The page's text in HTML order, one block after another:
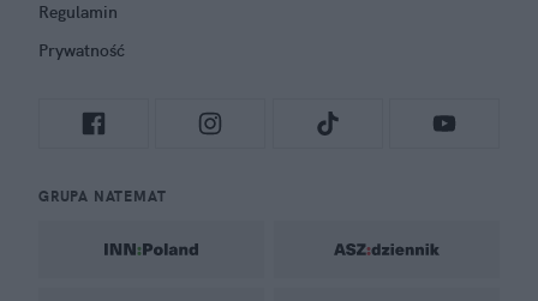
Regulamin
Prywatność
GRUPA NATEMAT